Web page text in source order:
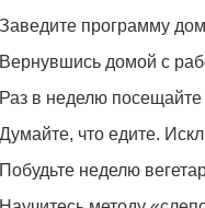
программу
домой с
в неделю посещайте
что едите.
неделю